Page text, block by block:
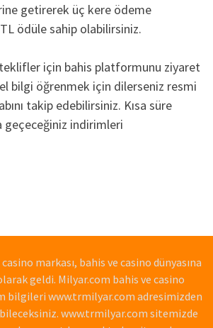
getirerek üç kere ödeme
TL ödüle sahip olabilirsiniz.
için bahis platformunu ziyaret
bilgi öğrenmek için dilerseniz resmi
takip edebilirsiniz. Kısa süre
geçeceğiniz indirimleri
markası, bahis ve casino dünyasına
geldi. Milyar.com bahis ve casino
bilgileri www.trmilyar.com adresimizden
www.trmilyar.com sitemizde